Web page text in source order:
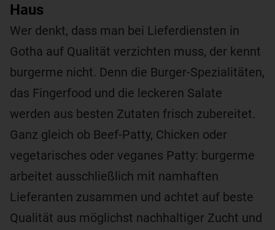
Haus
Wer denkt, dass man bei Lieferdiensten in
Gotha auf Qualität verzichten muss, der kennt
burgerme nicht. Denn die Burger-Spezialitäten,
das Fingerfood und die leckeren Salate
werden aus besten Zutaten frisch zubereitet.
Ganz gleich ob Beef-Patty, Chicken oder
vegetarisches oder veganes Patty: burgerme
arbeitet ausschließlich mit namhaften
Lieferanten zusammen und achtet auf beste
Qualität aus möglichst nachhaltiger Zucht und